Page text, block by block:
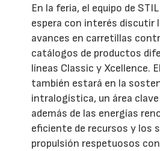
En la feria, el equipo de
espera con interés discutir
avances en carretillas
catálogos de productos
líneas Classic y Xcellence.
también estará en la
intralogística, un área clave
además de las energías
eficiente de recursos y los
propulsión respetuosos